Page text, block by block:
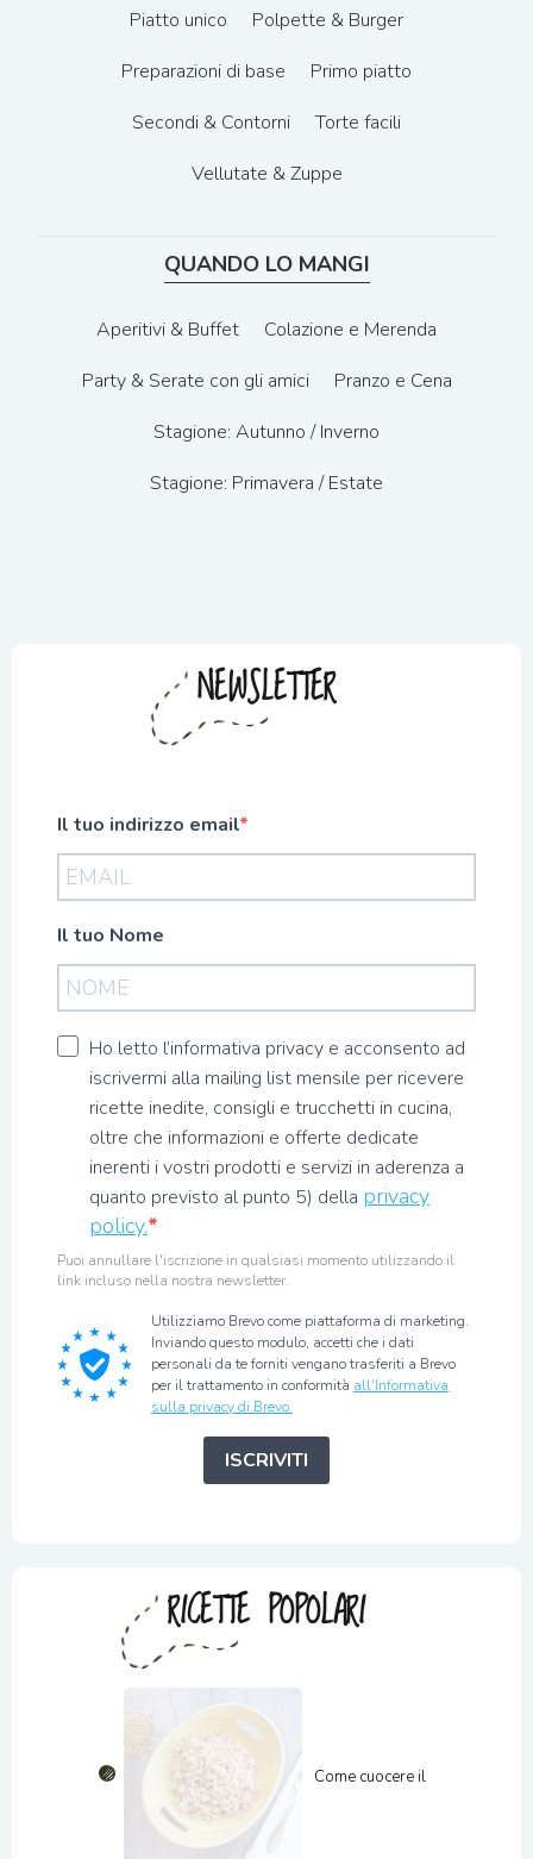
Piatto unico
Polpette & Burger
Preparazioni di base
Primo piatto
Secondi & Contorni
Torte facili
Vellutate & Zuppe
QUANDO LO MANGI
Aperitivi & Buffet
Colazione e Merenda
Party & Serate con gli amici
Pranzo e Cena
Stagione: Autunno / Inverno
Stagione: Primavera / Estate
NEWSLETTER
Il tuo indirizzo email
Il tuo Nome
Ho letto l’informativa privacy e acconsento ad
iscrivermi alla mailing list mensile per ricevere
ricette inedite, consigli e trucchetti in cucina,
oltre che informazioni e offerte dedicate
inerenti i vostri prodotti e servizi in aderenza a
quanto previsto al punto 5) della privacy
policy.
Puoi annullare l'iscrizione in qualsiasi momento utilizzando il
link incluso nella nostra newsletter.
Utilizziamo Brevo come piattaforma di marketing.
Inviando questo modulo, accetti che i dati
personali da te forniti vengano trasferiti a Brevo
per il trattamento in conformità all'Informativa
sulla privacy di Brevo.
ISCRIVITI
RICETTE POPOLARI
Come cuocere il